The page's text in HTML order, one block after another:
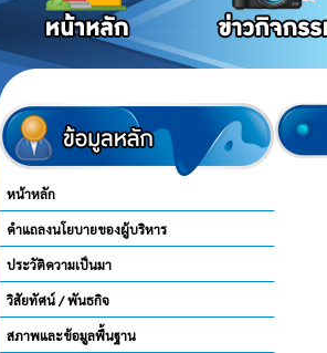
หน้าหลัก
คำแถลงนโยบายของผู้บริหาร
ประวัติความเป็นมา
วิสัยทัศน์ / พันธกิจ
สภาพและข้อมูลพื้นฐาน